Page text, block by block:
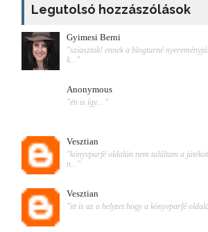
Legutolsó hozzászólások
Gyimesi Berni
"sziasztok! ennek a blogturné
k..."
Anonymous
"én is így... "
Vesztian
"könyvparfé oldalán nem találtam a
n..."
Vesztian
"itt is az a helyzet hogy a könyvparfé